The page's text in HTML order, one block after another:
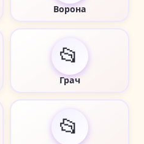
Ворона
📂
Грач
📂